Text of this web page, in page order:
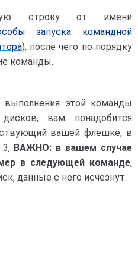
строку от имени
запуска командной
), после чего по порядку
команды.
выполнения этой команды
вам понадобится
вашей флешке, в
ВАЖНО: в вашем случае
в следующей команде,
данные с него исчезнут.